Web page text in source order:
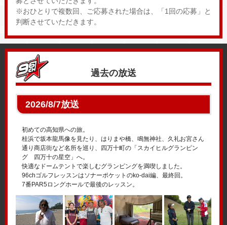
※おひとりで複数回、ご応募された場合は、「1回の応募」と
判断させていただきます。
過去の放送
2026/8/7放送
初めての高知県への旅。
桂浜で坂本龍馬像を見たり、はりまや橋、鳴無神社、久礼お宮さん
通り商店街など名所を巡り、四万十町の「スカイヒルグランピン
グ 四万十の星空」へ。
快適なドームテントで楽しむグランピングを満喫しました。
96chゴルフレッスンはソナーポケットのko-dai編、最終回。
7番PAR5ロングホールで最後のレッスン。